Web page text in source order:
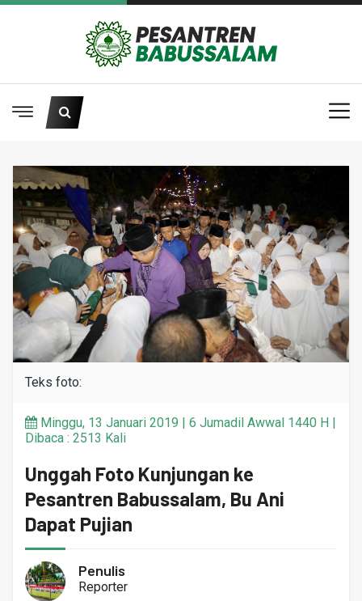
Teks foto:
Minggu, 13 Januari 2019 | 6 Jumadil Awwal 1440 H |
Dibaca : 2513 Kali
Unggah Foto Kunjungan ke
Pesantren Babussalam, Bu Ani
Dapat Pujian
Penulis
Reporter